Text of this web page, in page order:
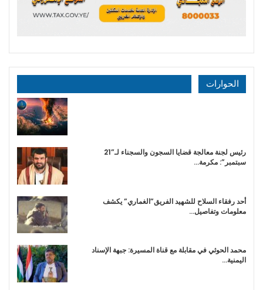
الحوارات
رئيس لجنة معالجة قضايا السجون والسجناء لـ”21
سبتمبر”: مكرمة…
أحد رفقاء السلاح للشهيد الفريق”الغماري” يكشف
معلومات وتفاصيل…
محمد الحوثي في مقابلة مع قناة المسيرة: جبهة الإسناد
اليمنية…